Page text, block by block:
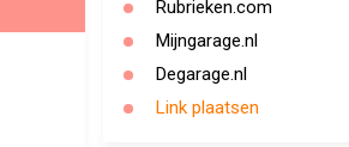
Rubrieken.com
Mijngarage.nl
Degarage.nl
Link plaatsen